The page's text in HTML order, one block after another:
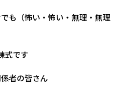
も（怖い・怖い・無理・無理
式です
者の皆さん